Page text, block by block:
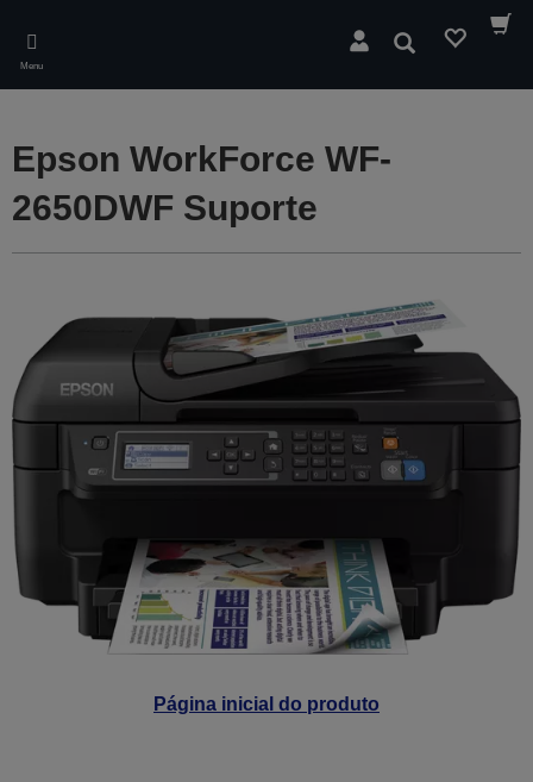
main
content
Menu
Pesquisar
Página inicial do produto
Epson WorkForce WF-
2650DWF Suporte